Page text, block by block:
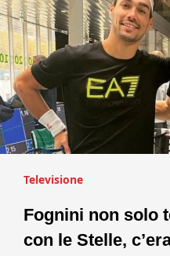
Televisione
Fognini non solo
con le Stelle,